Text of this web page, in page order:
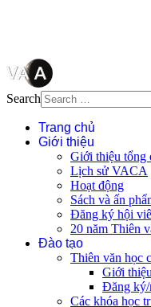
Search
Trang chủ
Giới thiệu
Giới thiệu tổng
Lịch sử VACA
Hoạt động
Sách và ấn
Đăng ký hội
20 năm Thiên
Đào tạo
Thiên văn học
Giới
Đăng ký/
Các khóa học